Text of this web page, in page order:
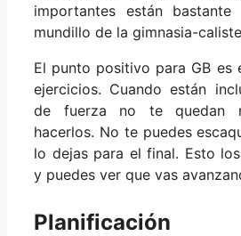
importantes están
mundillo de la gimnasia-
El punto positivo para GB es
ejercicios. Cuando están
de fuerza no te quedan
hacerlos. No te puedes
lo dejas para el final. Esto
y puedes ver que vas
Planificación